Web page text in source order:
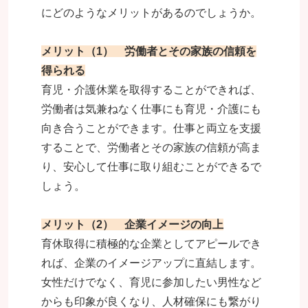
にどのようなメリットがあるのでしょうか。
メリット（1） 労働者とその家族の信頼を
得られる
育児・介護休業を取得することができれば、
労働者は気兼ねなく仕事にも育児・介護にも
向き合うことができます。仕事と両立を支援
することで、労働者とその家族の信頼が高ま
り、安心して仕事に取り組むことができるで
しょう。
メリット（2） 企業イメージの向上
育休取得に積極的な企業としてアピールでき
れば、企業のイメージアップに直結します。
女性だけでなく、育児に参加したい男性など
からも印象が良くなり、人材確保にも繋がり